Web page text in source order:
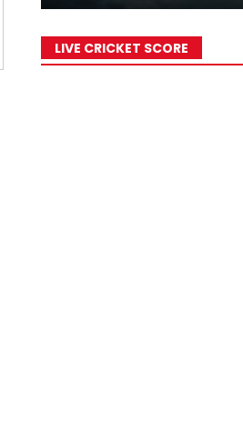
LIVE CRICKET SCORE